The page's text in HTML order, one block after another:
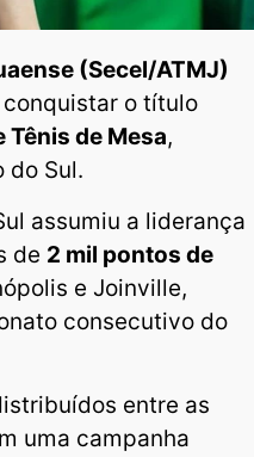
(Secel/ATMJ)
o título
Tênis de Mesa,
do Sul.
assumiu a liderança
de 2 mil pontos de
e Joinville,
consecutivo do
entre as
uma campanha